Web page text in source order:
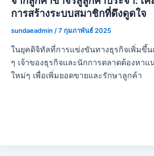
การสร้างระบบสมาชิกที่ดึงดูดใจ
sundaeadmin /7 กุมภาพันธ์ 2025
ในยุคดิจิทัลที่การแข่งขันทางธุรกิจเพิ่มขึ้น
ๆ เจ้าของธุรกิจและนักการตลาดต้องหาแ
ใหม่ๆ เพื่อเพิ่มยอดขายและรักษาลูกค้า